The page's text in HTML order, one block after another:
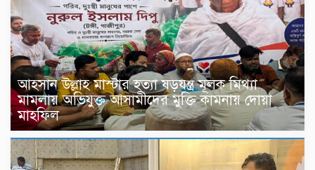
আহসান উল্লাহ মাস্টার হত্যা ষড়যন্ত্র মূলক মিথ্যা
মামলায় অভিযুক্ত আসামীদের মুক্তি কামনায় দোয়া
মাহফিল